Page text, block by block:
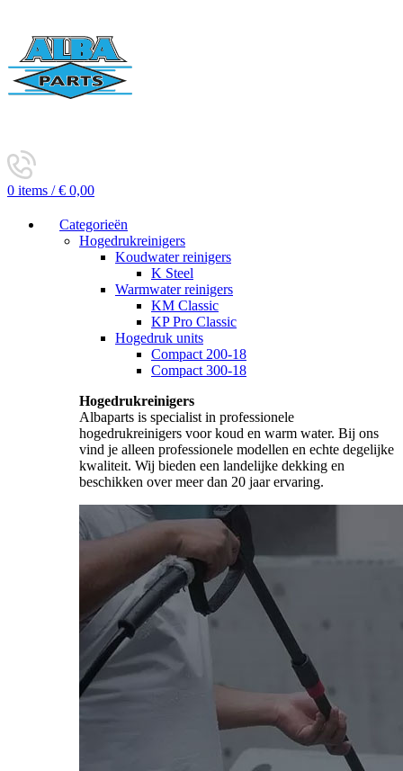
0 items / € 0,00
Categorieën
Hogedrukreinigers
Koudwater reinigers
K Steel
Warmwater reinigers
KM Classic
KP Pro Classic
Hogedruk units
Compact 200-18
Compact 300-18
Hogedrukreinigers
Albaparts is specialist in professionele
hogedrukreinigers voor koud en warm water. Bij ons
vind je alleen professionele modellen en echte degelijke
kwaliteit. Wij bieden een landelijke dekking en
beschikken over meer dan 20 jaar ervaring.